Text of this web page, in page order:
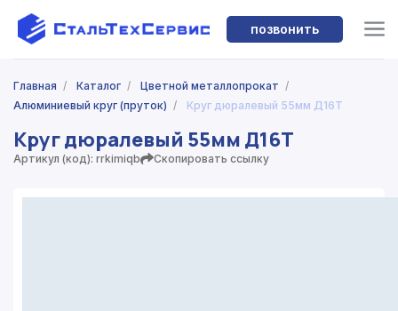
позвонить
Главная / Каталог / Цветной металлопрокат /
Алюминиевый круг (пруток) / Круг дюралевый 55мм Д16Т
Круг дюралевый 55мм Д16Т
Артикул (код): rrkimiqb Скопировать ссылку